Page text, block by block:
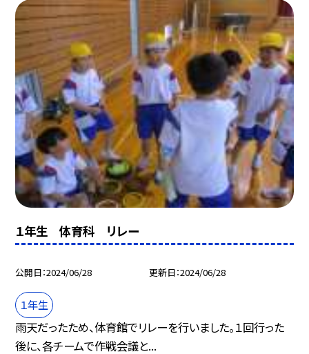
１年生 体育科 リレー
公開日 2024/06/28 更新日 2024/06/28
１年生
雨天だったため、体育館でリレーを行いました。１回行った
後に、各チームで作戦会議と...